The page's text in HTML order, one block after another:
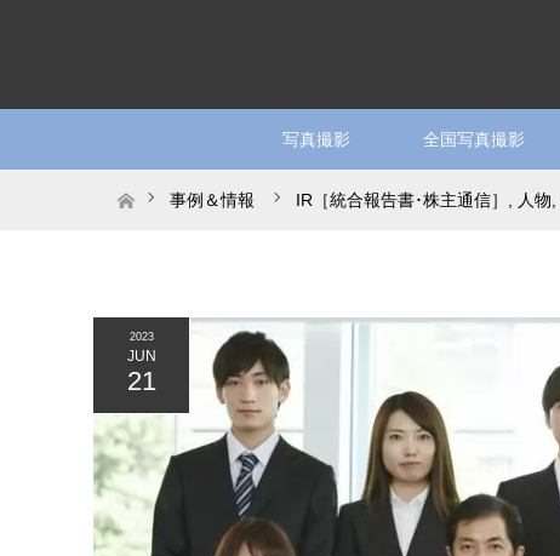
写真撮影 全国写真撮影
ホーム事例＆情報 IR［統合報告書･株主通信］ 人物
2023
JUN
21